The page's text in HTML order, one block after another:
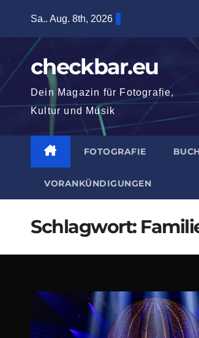
springen
Sa.. Aug. 8th, 2026
checkbar.eu
Dein Magazin für Fotografie,
Kultur und Musik
FOTOGRAFIE
VORANKÜNDIGUNGEN
Schlagwort: